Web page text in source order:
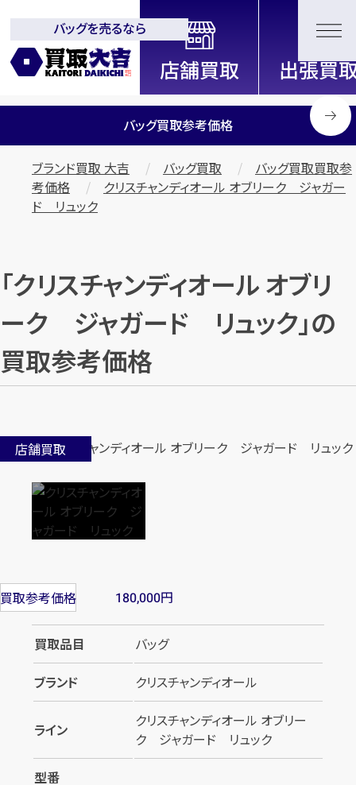
全国2200店舗以上展開中！
信頼と実績の買取専門店「買取大
吉」
バッグを売るなら
バッグ買取参考価格
ブランド買取 大吉 バッグ買取
バッグ買取買取参
考価格
クリスチャンディオール オブリーク ジャガー
ド リュック
「クリスチャンディオール オブリ
ーク ジャガード リュック」の
買取参考価格
店舗買取
買取参考価格 180,000円
買取品目
バッグ
ブランド
クリスチャンディオール
ライン
クリスチャンディオール オブリー
ク ジャガード リュック
型番